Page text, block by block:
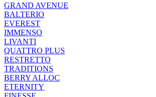
GRAND AVENUE
BALTERIO
EVEREST
IMMENSO
LIVANTI
QUATTRO PLUS
RESTRETTO
TRADITIONS
BERRY ALLOC
ETERNITY